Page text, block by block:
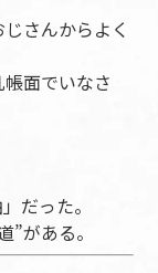
さんからよく
面でいなさ
だった。
がある。